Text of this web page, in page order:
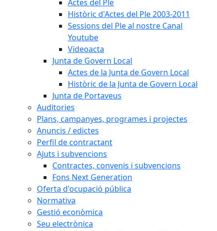
Actes del Ple
Històric d'Actes del Ple 2003-2011
Sessions del Ple al nostre Canal
Youtube
Videoacta
Junta de Govern Local
Actes de la Junta de Govern Local
Històric de la Junta de Govern Local
Junta de Portaveus
Auditories
Plans, campanyes, programes i projectes
Anuncis / edictes
Perfil de contractant
Ajuts i subvencions
Contractes, convenis i subvencions
Fons Next Generation
Oferta d'ocupació pública
Normativa
Gestió econòmica
Seu electrònica